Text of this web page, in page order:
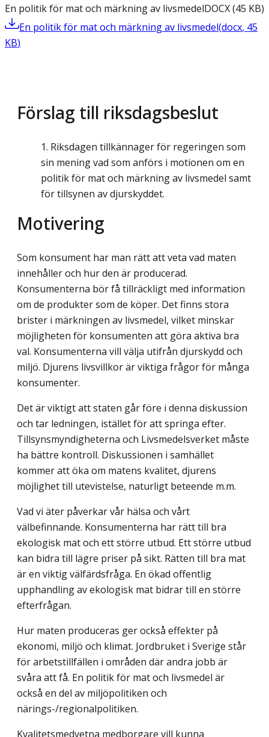
En politik för mat och märkning av livsmedelDOCX(45 KB)
En politik för mat och märkning av livsmedel(docx, 45
KB)
Förslag till riksdagsbeslut
Riksdagen tillkännager för regeringen som
sin mening vad som anförs i motionen om en
politik för mat och märkning av livsmedel samt
för tillsynen av djurskyddet.
Motivering
Som konsument har man rätt att veta vad maten
innehåller och hur den är producerad.
Konsumenterna bör få tillräckligt med information
om de produkter som de köper. Det finns stora
brister i märkningen av livsmedel, vilket minskar
möjligheten för konsumenten att göra aktiva bra
val. Konsumenterna vill välja utifrån djurskydd och
miljö. Djurens livsvillkor är viktiga frågor för många
konsumenter.
Det är viktigt att staten går före i denna diskussion
och tar ledningen, istället för att springa efter.
Tillsynsmyndigheterna och Livsmedelsverket måste
ha bättre kontroll. Diskussionen i samhället
kommer att öka om matens kvalitet, djurens
möjlighet till utevistelse, naturligt beteende m.m.
Vad vi äter påverkar vår hälsa och vårt
välbefinnande. Konsumenterna har rätt till bra
ekologisk mat och ett större utbud. Ett större utbud
kan bidra till lägre priser på sikt. Rätten till bra mat
är en viktig välfärdsfråga. En ökad offentlig
upphandling av ekologisk mat bidrar till en större
efterfrågan.
Hur maten produceras ger också effekter på
ekonomi, miljö och klimat. Jordbruket i Sverige står
för arbetstillfällen i områden där andra jobb är
svåra att få. En politik för mat och livsmedel är
också en del av miljöpolitiken och
närings-/regionalpolitiken.
Kvalitetsmedvetna medborgare vill kunna